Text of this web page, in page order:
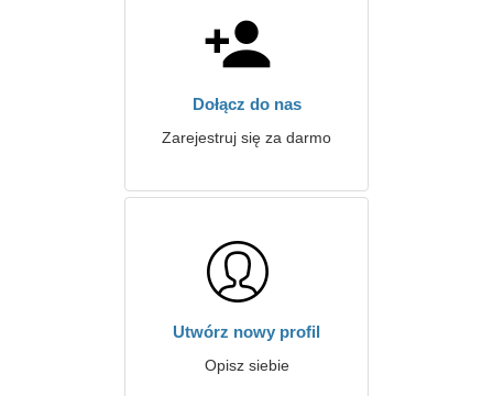
Dołącz do nas
Zarejestruj się za darmo
Utwórz nowy profil
Opisz siebie